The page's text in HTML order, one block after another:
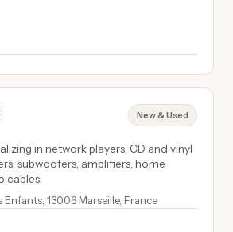
New & Used
in network players, CD and vinyl
subwoofers, amplifiers, home
cables.
Enfants, 13006 Marseille, France